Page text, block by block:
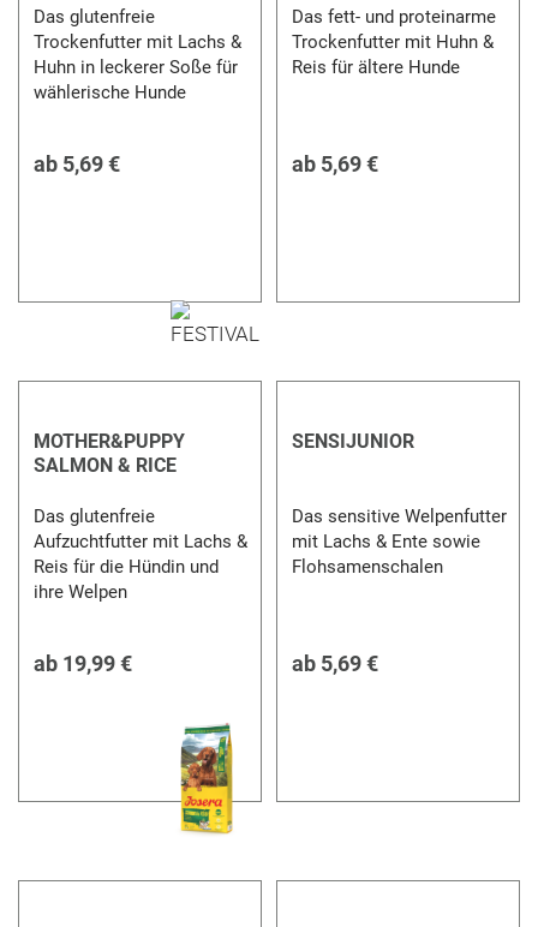
Das glutenfreie
Trockenfutter mit Lachs &
Huhn in leckerer Soße für
wählerische Hunde
ab 5,69 €
Das fett- und proteinarme
Trockenfutter mit Huhn &
Reis für ältere Hunde
ab 5,69 €
MOTHER&PUPPY
SALMON & RICE
Das glutenfreie
Aufzuchtfutter mit Lachs &
Reis für die Hündin und
ihre Welpen
ab 19,99 €
SENSIJUNIOR
Das sensitive Welpenfutter
mit Lachs & Ente sowie
Flohsamenschalen
ab 5,69 €